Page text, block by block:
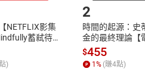
NETFLIX影集
蓄弒待
書】
)
2
時間的起源：史
金的最終理論【
$455
1% (賺4點)